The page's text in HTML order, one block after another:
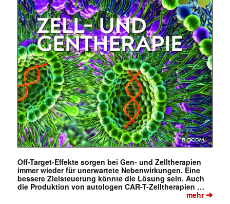
Off-Target-Effekte sorgen bei Gen- und Zelltherapien
immer wieder für unerwartete Nebenwirkungen. Eine
bessere Zielsteuerung könnte die Lösung sein. Auch
die Produktion von autologen CAR-T-Zelltherapien …
mehr➔